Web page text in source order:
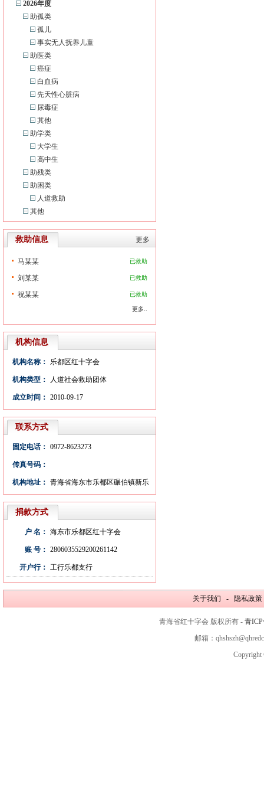
2026年度
助孤类
孤儿
事实无人抚养儿童
助医类
癌症
白血病
先天性心脏病
尿毒症
其他
助学类
大学生
高中生
助残类
助困类
人道救助
其他
更多
救助信息
已救助
马某某
已救助
刘某某
已救助
祝某某
更多..
机构信息
机构名称： 乐都区红十字会
机构类型： 人道社会救助团体
成立时间： 2010-09-17
联系方式
固定电话： 0972-8623273
传真号码：
机构地址： 青海省海东市乐都区碾伯镇新乐
大街3号
捐款方式
户 名： 海东市乐都区红十字会
账 号： 2806035529200261142
开户行： 工行乐都支行
关于我们 - 隐私政
青海省红十字会 版权所有 - 青ICP
邮箱：
Copyright